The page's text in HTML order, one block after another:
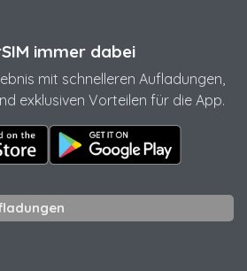
immer dabei
mit schnelleren Aufladungen,
exklusiven Vorteilen für die App.